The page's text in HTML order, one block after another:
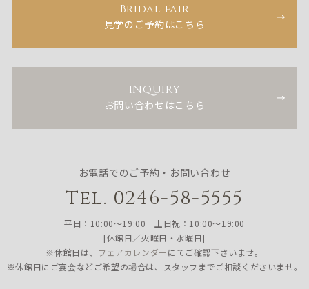
Bridal fair
見学のご予約はこちら
INQUIRY
お問い合わせはこちら
お電話でのご予約・お問い合わせ
Tel. 0246-58-5555
平日：10:00〜19:00 土日祝：10:00〜19:00
[休館日／火曜日・水曜日]
※休館日は、 フェアカレンダーにてご確認下さいませ。
※休館日にご宴会などご希望の場合は、スタッフまでご相談くださいませ。